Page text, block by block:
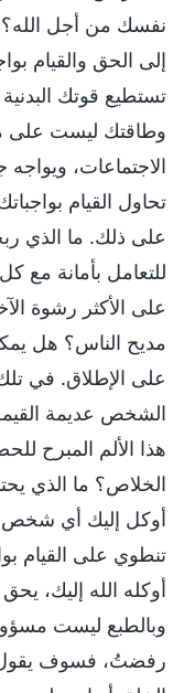
نفسك من أجل الله؟
إلى الحق والقيام
تستطيع قوتك
وطاقتك ليست على ما
الاجتماعات،
تحاول القيام
على ذلك. ما الذي
للتعامل بأمانة مع
على الأكثر رشوة
مديح الناس؟ هل
على الإطلاق. في
الشخص عديمة
هذا الألم المبرح
الخلاص؟ ما الذي
أوكل إليك أي شخص
تنطوي على القيام
أوكله الله إليك،
وبالطبع ليست
رفضتُ، فسوف يقول